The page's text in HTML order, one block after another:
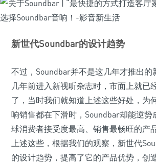
新世代Soundbar的设计趋势
不过，Soundbar并不是这几年才推出的
几年前进入新视听杂志时，市面上就已
了，当时我们就知道上述这些好处，为
响销售都在下滑时，Soundbar却能逆势
球消费者接受度最高、销售最畅旺的产
上述这些，根据我们的观察，新世代
的设计趋势，提高了它的产品优势，创